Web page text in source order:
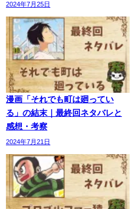
2024年7月25日
漫画「それでも町は廻ってい
る」の結末｜最終回ネタバレと
感想・考察
2024年7月21日